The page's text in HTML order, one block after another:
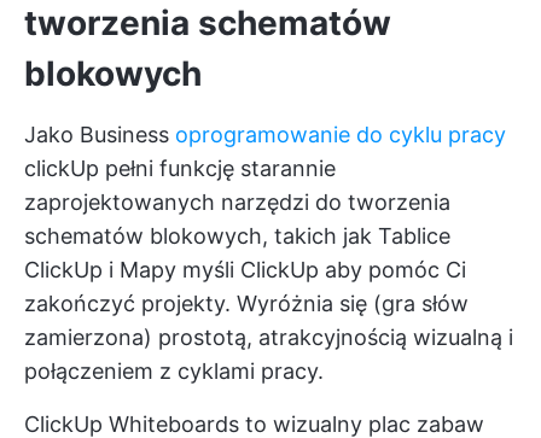
tworzenia schematów
blokowych
Jako Business oprogramowanie do cyklu pracy
clickUp pełni funkcję starannie
zaprojektowanych narzędzi do tworzenia
schematów blokowych, takich jak Tablice
ClickUp i Mapy myśli ClickUp aby pomóc Ci
zakończyć projekty. Wyróżnia się (gra słów
zamierzona) prostotą, atrakcyjnością wizualną i
połączeniem z cyklami pracy.
ClickUp Whiteboards to wizualny plac zabaw